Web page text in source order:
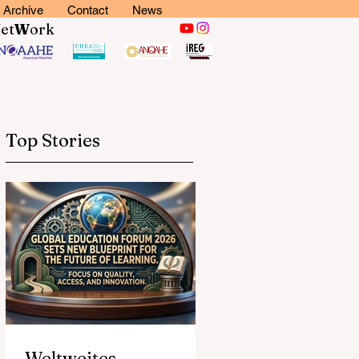
Archive Contact News
etWork
Top Stories